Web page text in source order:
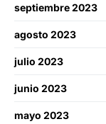
septiembre 2023
agosto 2023
julio 2023
junio 2023
mayo 2023